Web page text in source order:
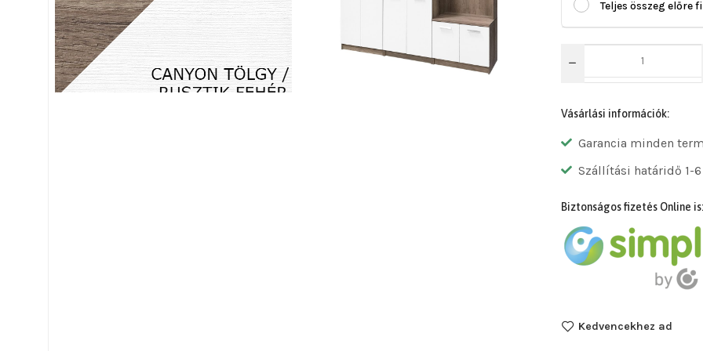
Teljes összeg előre
Vásárlási információk:
Garancia minden
Szállítási határidő 1-
Biztonságos fizetés Online is:
Kedvencekhez ad